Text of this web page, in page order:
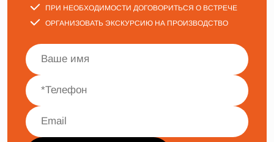
ПРИ НЕОБХОДИМОСТИ ДОГОВОРИТЬСЯ О ВСТРЕЧЕ
ОРГАНИЗОВАТЬ ЭКСКУРСИЮ НА ПРОИЗВОДСТВО